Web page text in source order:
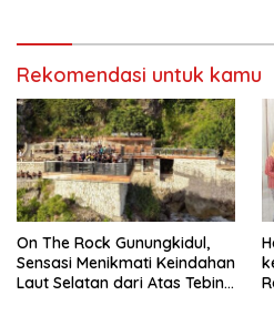
Rekomendasi untuk kamu
On The Rock Gunungkidul,
Sensasi Menikmati Keindahan
Laut Selatan dari Atas Tebing